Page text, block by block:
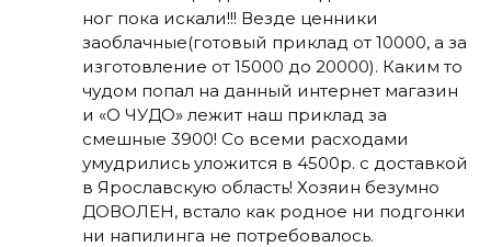
ног пока искали!!! Везде ценники
заоблачные(готовый приклад от 10000, а за
изготовление от 15000 до 20000). Каким то
чудом попал на данный интернет магазин
и «О ЧУДО» лежит наш приклад за
смешные 3900! Со всеми расходами
умудрились уложится в 4500р. с доставкой
в Ярославскую область! Хозяин безумно
ДОВОЛЕН, встало как родное ни подгонки
ни напилинга не потребовалось.